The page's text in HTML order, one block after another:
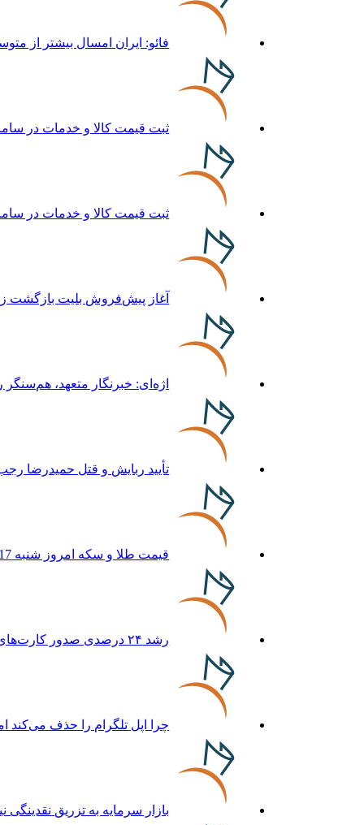
فائو: ایران امسال بیشتر از متوسط 5 ساله غله تولید
ثبت قیمت کالا و خدمات در سامانه 124
ثبت قیمت کالا و خدمات در سامانه 124
آغاز پیش‌فروش بلیت بازگشت
اژه‌ای: خبرنگار متعهد،
تأیید ربایش و قتل حمیدرضا
قیمت طلا و سکه امروز شنبه 17مرداد/ افزایش همه قیمت ها + جدول و جزئیات
رشد ۲۴ درصدی صدور کارت‌های بازرگانی در گرگان
چرا اپل تلگرام را حذف می‌کند
بازار سرمایه به تزریق نقدینگی